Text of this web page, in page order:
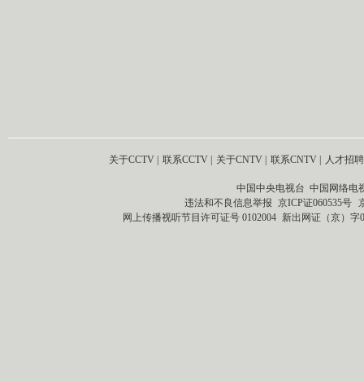
关于CCTV 联系CCTV 关于CNTV 联系CNTV 人才招聘
中国中央电视台 中国网络电
违法和不良信息举报 京ICP证060535号
网上传播视听节目许可证号 0102004 新出网证（京）